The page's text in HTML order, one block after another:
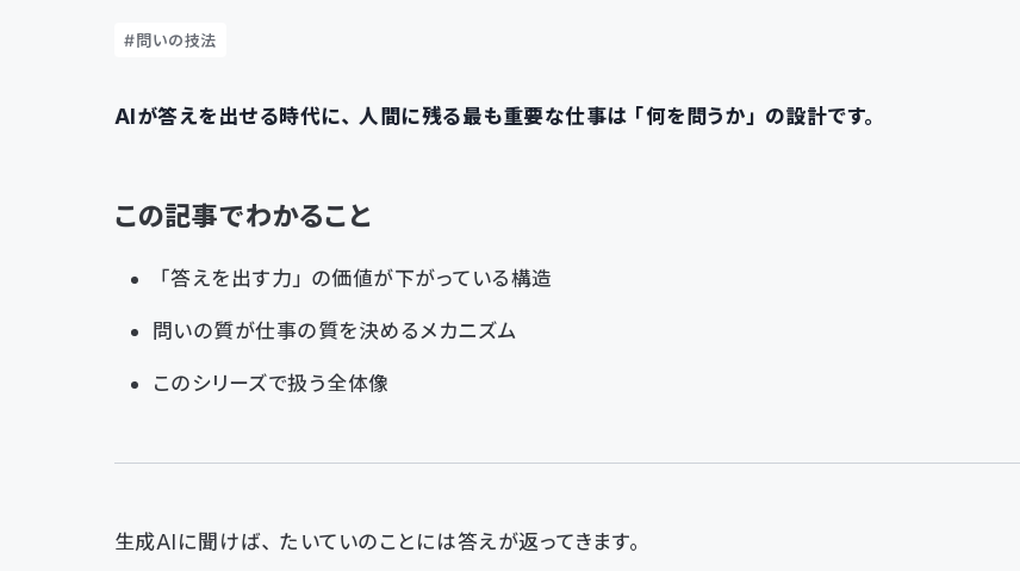
問いの技法
AIが答えを出せる時代に、人間に残る最も重要な仕事は「何を問うか」の設計です。
この記事でわかること
「答えを出す力」の価値が下がっている構造
問いの質が仕事の質を決めるメカニズム
このシリーズで扱う全体像
生成AIに聞けば、たいていのことには答えが返ってきます。